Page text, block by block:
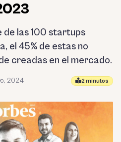
de las 100 startups
el 45% de estas no
creadas en el mercado.
2024 2 minutos